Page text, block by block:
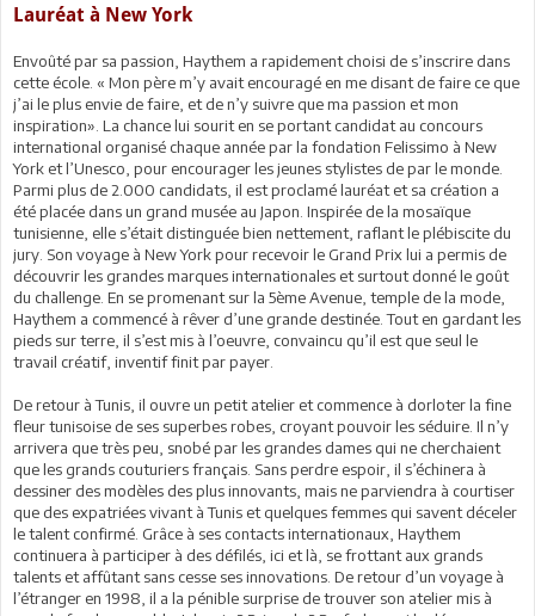
Lauréat à New York
Envoûté par sa passion, Haythem a rapidement choisi de s’inscrire dans
cette école. « Mon père m’y avait encouragé en me disant de faire ce que
j’ai le plus envie de faire, et de n’y suivre que ma passion et mon
inspiration». La chance lui sourit en se portant candidat au concours
international organisé chaque année par la fondation Felissimo à New
York et l’Unesco, pour encourager les jeunes stylistes de par le monde.
Parmi plus de 2.000 candidats, il est proclamé lauréat et sa création a
été placée dans un grand musée au Japon. Inspirée de la mosaïque
tunisienne, elle s’était distinguée bien nettement, raflant le plébiscite du
jury. Son voyage à New York pour recevoir le Grand Prix lui a permis de
découvrir les grandes marques internationales et surtout donné le goût
du challenge. En se promenant sur la 5ème Avenue, temple de la mode,
Haythem a commencé à rêver d’une grande destinée. Tout en gardant les
pieds sur terre, il s’est mis à l’oeuvre, convaincu qu’il est que seul le
travail créatif, inventif finit par payer.
De retour à Tunis, il ouvre un petit atelier et commence à dorloter la fine
fleur tunisoise de ses superbes robes, croyant pouvoir les séduire. Il n’y
arrivera que très peu, snobé par les grandes dames qui ne cherchaient
que les grands couturiers français. Sans perdre espoir, il s’échinera à
dessiner des modèles des plus innovants, mais ne parviendra à courtiser
que des expatriées vivant à Tunis et quelques femmes qui savent déceler
le talent confirmé. Grâce à ses contacts internationaux, Haythem
continuera à participer à des défilés, ici et là, se frottant aux grands
talents et affûtant sans cesse ses innovations. De retour d’un voyage à
l’étranger en 1998, il a la pénible surprise de trouver son atelier mis à